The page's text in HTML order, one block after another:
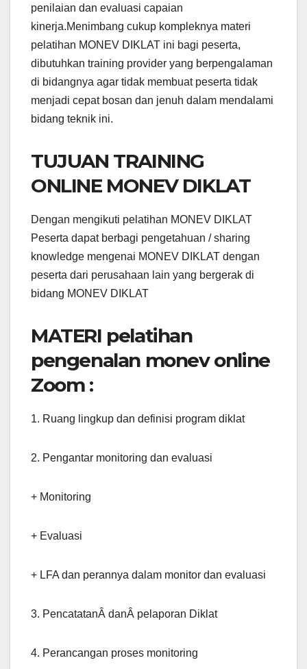
penilaian dan evaluasi capaian
kinerja.Menimbang cukup kompleknya materi
pelatihan MONEV DIKLAT ini bagi peserta,
dibutuhkan training provider yang berpengalaman
di bidangnya agar tidak membuat peserta tidak
menjadi cepat bosan dan jenuh dalam mendalami
bidang teknik ini.
TUJUAN TRAINING
ONLINE MONEV DIKLAT
Dengan mengikuti pelatihan MONEV DIKLAT
Peserta dapat berbagi pengetahuan / sharing
knowledge mengenai MONEV DIKLAT dengan
peserta dari perusahaan lain yang bergerak di
bidang MONEV DIKLAT
MATERI pelatihan
pengenalan monev online
Zoom :
1. Ruang lingkup dan definisi program diklat
2. Pengantar monitoring dan evaluasi
+ Monitoring
+ Evaluasi
+ LFA dan perannya dalam monitor dan evaluasi
3. PencatatanÂ danÂ pelaporan Diklat
4. Perancangan proses monitoring